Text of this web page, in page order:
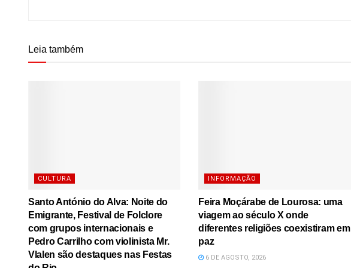
Leia também
CULTURA
Santo António do Alva: Noite do
Emigrante, Festival de Folclore
com grupos internacionais e
Pedro Carrilho com violinista Mr.
Vlalen são destaques nas Festas
INFORMAÇÃO
Feira Moçárabe de Lourosa: uma
viagem ao século X onde
diferentes religiões coexistiram em
paz
6 DE AGOSTO, 2026